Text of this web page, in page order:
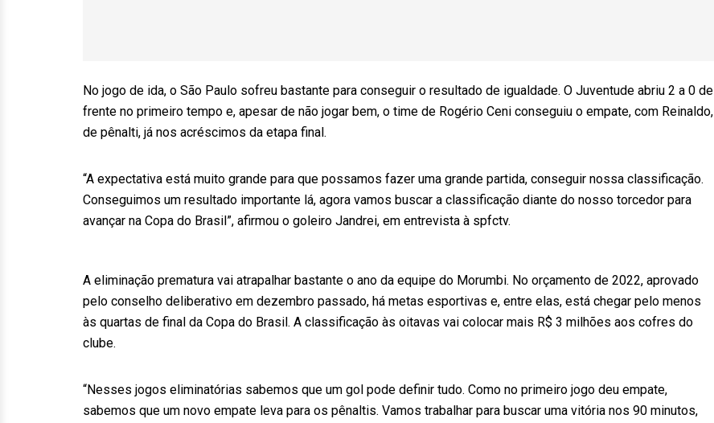
No jogo de ida, o São Paulo sofreu bastante para conseguir o resultado de igualdade. O Juventude abriu 2 a 0 de
frente no primeiro tempo e, apesar de não jogar bem, o time de Rogério Ceni conseguiu o empate, com Reinaldo,
de pênalti, já nos acréscimos da etapa final.
“A expectativa está muito grande para que possamos fazer uma grande partida, conseguir nossa classificação.
Conseguimos um resultado importante lá, agora vamos buscar a classificação diante do nosso torcedor para
avançar na Copa do Brasil”, afirmou o goleiro Jandrei, em entrevista à spfctv.
A eliminação prematura vai atrapalhar bastante o ano da equipe do Morumbi. No orçamento de 2022, aprovado
pelo conselho deliberativo em dezembro passado, há metas esportivas e, entre elas, está chegar pelo menos
às quartas de final da Copa do Brasil. A classificação às oitavas vai colocar mais R$ 3 milhões aos cofres do
clube.
“Nesses jogos eliminatórias sabemos que um gol pode definir tudo. Como no primeiro jogo deu empate,
sabemos que um novo empate leva para os pênaltis. Vamos trabalhar para buscar uma vitória nos 90 minutos,